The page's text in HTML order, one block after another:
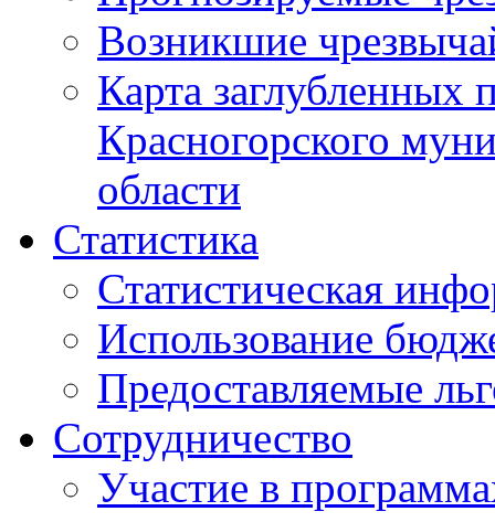
Возникшие
Карта
Красногорского
области
Статистика
Статистическая
Использование
Предоставляемые
Сотрудничество
Участие в